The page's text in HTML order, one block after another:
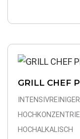
GRILL CHEF
HOCHALKALISCH